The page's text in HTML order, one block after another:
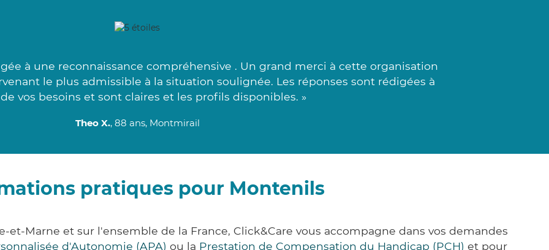
à une reconnaissance compréhensive . Un grand merci à cette organisation
le plus admissible à la situation soulignée. Les réponses sont rédigées à
vos besoins et sont claires et les profils disponibles. »
Theo X., 88 ans, Montmirail
pratiques pour Montenils
Marne et sur l'ensemble de la France, Click&Care vous accompagne dans vos demandes
d'Autonomie (APA) ou la Prestation de Compensation du Handicap (PCH) et pour